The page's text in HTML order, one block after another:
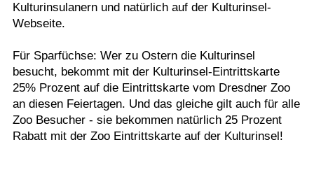
Kulturinsulanern und natürlich auf der Kulturinsel-
Webseite.
Für Sparfüchse: Wer zu Ostern die Kulturinsel
besucht, bekommt mit der Kulturinsel-Eintrittskarte
25% Prozent auf die Eintrittskarte vom Dresdner Zoo
an diesen Feiertagen. Und das gleiche gilt auch für alle
Zoo Besucher - sie bekommen natürlich 25 Prozent
Rabatt mit der Zoo Eintrittskarte auf der Kulturinsel!